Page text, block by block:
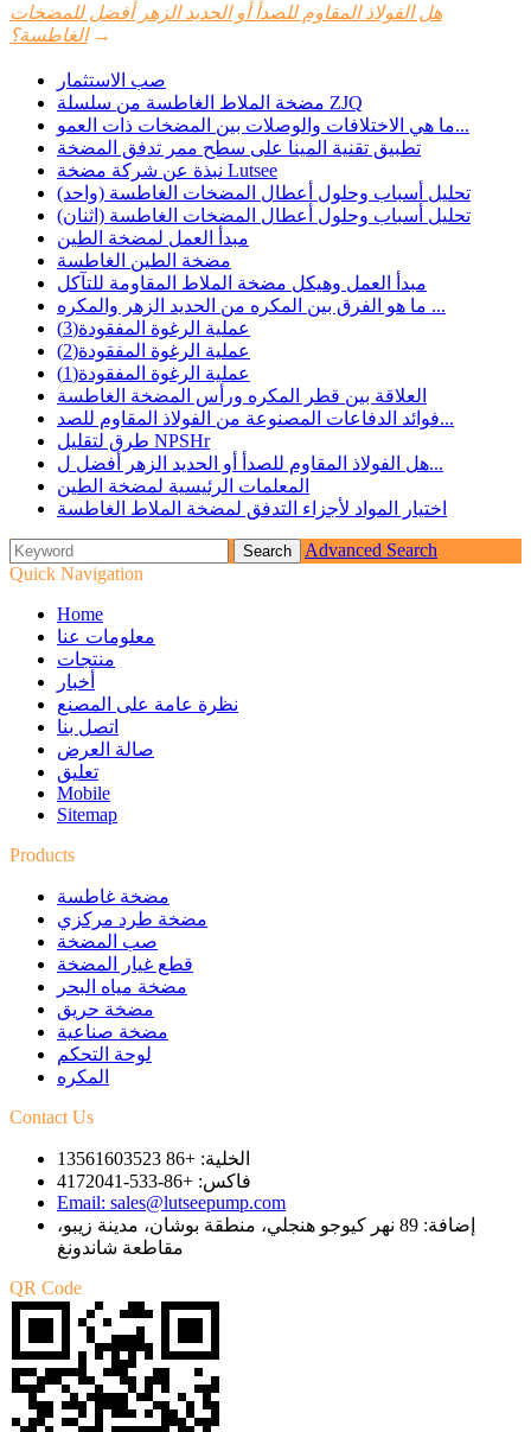
هل الفولاذ المقاوم للصدأ أو الحديد الزهر أفضل للمضخات
الغاطسة؟ →
صب الاستثمار
مضخة الملاط الغاطسة من سلسلة ZJQ
ما هي الاختلافات والوصلات بين المضخات ذات العمو...
تطبيق تقنية المينا على سطح ممر تدفق المضخة
نبذة عن شركة مضخة Lutsee
تحليل أسباب وحلول أعطال المضخات الغاطسة (واحد)
تحليل أسباب وحلول أعطال المضخات الغاطسة (اثنان)
مبدأ العمل لمضخة الطين
مضخة الطين الغاطسة
مبدأ العمل وهيكل مضخة الملاط المقاومة للتآكل
ما هو الفرق بين المكره من الحديد الزهر والمكره ...
عملية الرغوة المفقودة(3)
عملية الرغوة المفقودة(2)
عملية الرغوة المفقودة(1)
العلاقة بين قطر المكره ورأس المضخة الغاطسة
فوائد الدفاعات المصنوعة من الفولاذ المقاوم للصد...
طرق لتقليل NPSHr
هل الفولاذ المقاوم للصدأ أو الحديد الزهر أفضل ل...
المعلمات الرئيسية لمضخة الطين
اختيار المواد لأجزاء التدفق لمضخة الملاط الغاطسة
Advanced Search
Quick Navigation
Home
معلومات عنا
منتجات
أخبار
نظرة عامة على المصنع
اتصل بنا
صالة العرض
تعليق
Mobile
Sitemap
Products
مضخة غاطسة
مضخة طرد مركزي
صب المضخة
قطع غيار المضخة
مضخة مياه البحر
مضخة حريق
مضخة صناعية
لوحة التحكم
المكره
Contact Us
الخلية: +86 13561603523
فاكس: +86-533-4172041
Email: sales@lutseepump.com
إضافة: 89 نهر كيوجو هنجلي، منطقة بوشان، مدينة زيبو،
مقاطعة شاندونغ
QR Code